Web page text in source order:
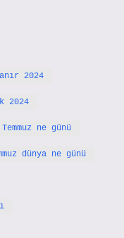
2024
2024
ne günü
dünya ne günü